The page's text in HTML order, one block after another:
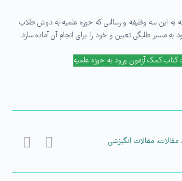
به این سه وظیفه و رسالتی که حوزه علمیه به دوش طلاب
به مسیر طلبگی تعیین و خود را برای انجام آن آماده سازد.
کتاب کمک آزمون ورود به حوزه علمیه
، مقالات، مقالات انگیزشی